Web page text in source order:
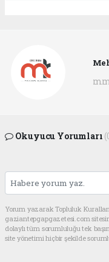
Okuyucu Yorumları
Yorum yazarak Topluluk
gaziantepgapgazetesi.com
dolaylı tüm sorumluluğu tek
site yönetimi hiçbir şekilde